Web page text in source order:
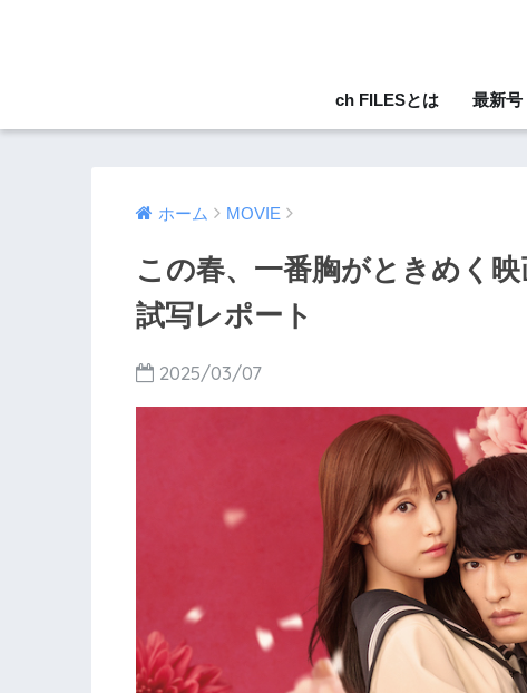
ch FILESとは 最新号
ホーム MOVIE
この春、一番胸がときめく
試写レポート
2025/03/07